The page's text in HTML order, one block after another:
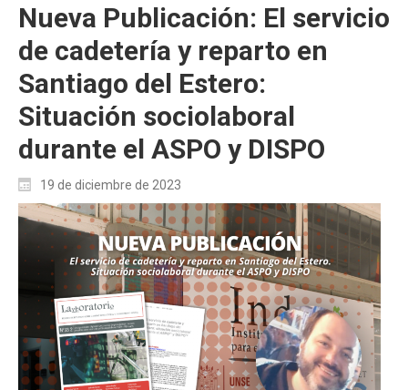
Nueva Publicación: El servicio
de cadetería y reparto en
Santiago del Estero:
Situación sociolaboral
durante el ASPO y DISPO
19 de diciembre de 2023